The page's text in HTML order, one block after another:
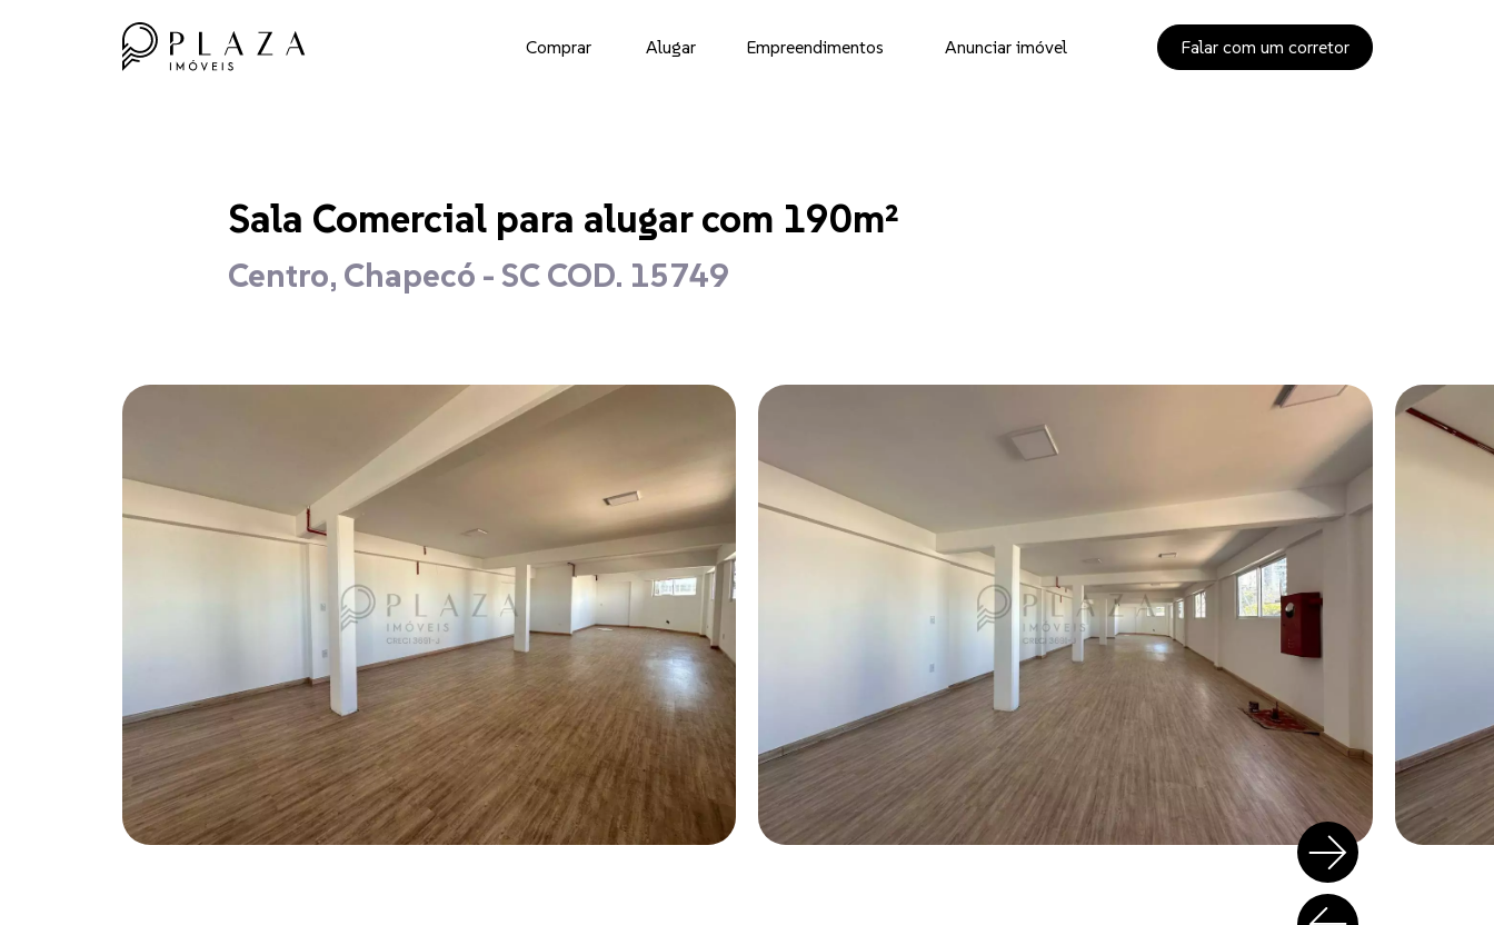
Comprar Alugar Empreendimentos Anunciar imóvel Falar com um corretor
Sala Comercial para alugar com 190m²
Centro, Chapecó - SC COD. 15749